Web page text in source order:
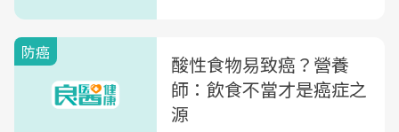
防癌
酸性食物易致癌？營養
師：飲食不當才是癌症之
源